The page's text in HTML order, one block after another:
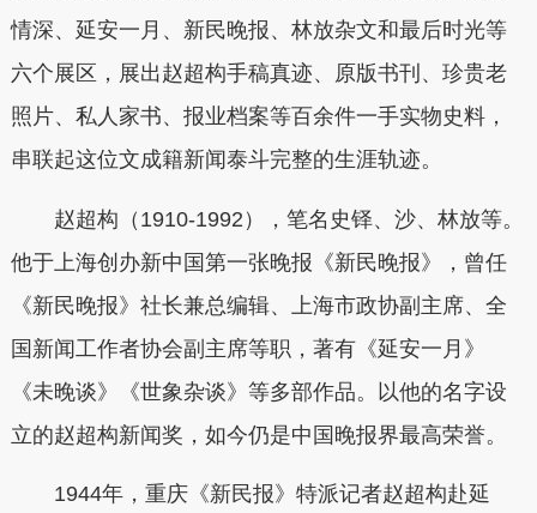
情深、延安一月、新民晚报、林放杂文和最后时光等
六个展区，展出赵超构手稿真迹、原版书刊、珍贵老
照片、私人家书、报业档案等百余件一手实物史料，
串联起这位文成籍新闻泰斗完整的生涯轨迹。
赵超构（1910-1992），笔名史铎、沙、林放等。
他于上海创办新中国第一张晚报《新民晚报》，曾任
《新民晚报》社长兼总编辑、上海市政协副主席、全
国新闻工作者协会副主席等职，著有《延安一月》
《未晚谈》《世象杂谈》等多部作品。以他的名字设
立的赵超构新闻奖，如今仍是中国晚报界最高荣誉。
1944年，重庆《新民报》特派记者赵超构赴延